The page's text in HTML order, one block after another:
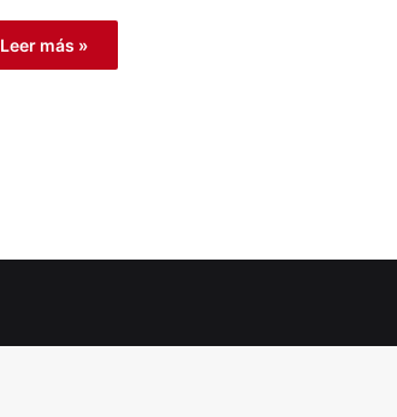
Leer más »